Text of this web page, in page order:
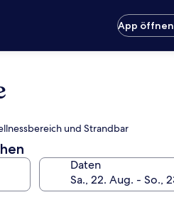
App öffnen
und Strandbar
Daten